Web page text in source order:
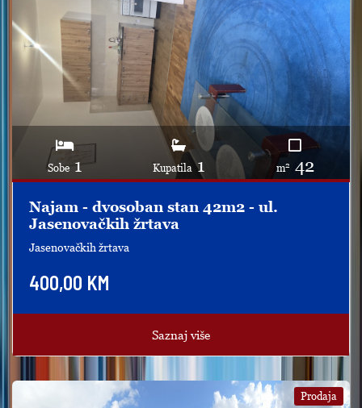
Sobe 1 Kupatila1 m2 42
Najam - dvosoban stan 42m2 - ul.
Jasenovačkih žrtava
Jasenovačkih žrtava
400,00 KM
Saznaj više
Prodaja